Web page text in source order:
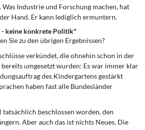
Was Industrie und Forschung machen, hat
Hand. Er kann lediglich ermuntern.
- keine konkrete Politik"
Sie zu den übrigen Ergebnissen?
verkündet, die ohnehin schon in der
umgesetzt wurden: Es war immer klar
des Kindergartens gestärkt
haben fast alle Bundesländer
beschlossen worden, den
Aber auch das ist nichts Neues. Die